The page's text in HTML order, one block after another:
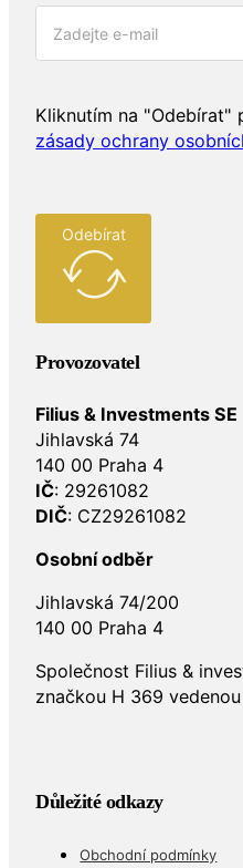
Kliknutím na "Odebírat"
zásady ochrany
Odebírat
Provozovatel
Filius & Investments SE
Jihlavská 74
140 00 Praha 4
IČ: 29261082
DIČ: CZ29261082
Osobní odběr
Jihlavská 74/200
140 00 Praha 4
Společnost Filius &
značkou H 369
Důležité odkazy
Obchodní podmínky